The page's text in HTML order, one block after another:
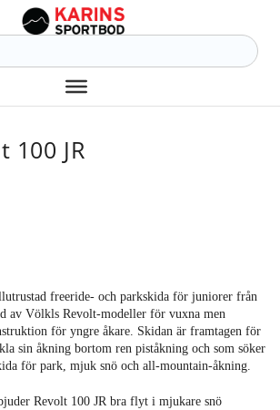
100 JR
freeride- och parkskida för juniorer från
av Völkls Revolt-modeller för vuxna men
för yngre åkare. Skidan är framtagen för
sin åkning bortom ren piståkning och som söker
för park, mjuk snö och all-mountain-åkning.
Revolt 100 JR bra flyt i mjukare snö